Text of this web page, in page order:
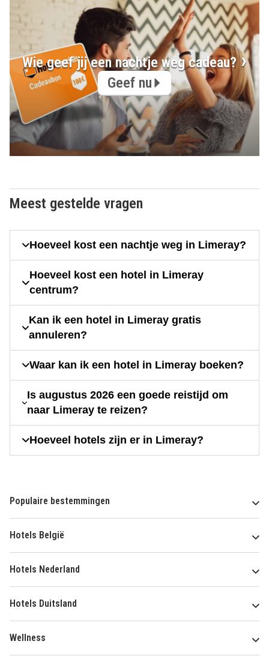
Wie geef jij een nachtje weg cadeau?
Geef nu
Meest gestelde vragen
Hoeveel kost een nachtje weg in Limeray?
Hoeveel kost een hotel in Limeray
centrum?
Kan ik een hotel in Limeray gratis
annuleren?
Waar kan ik een hotel in Limeray boeken?
Is augustus 2026 een goede reistijd om
naar Limeray te reizen?
Hoeveel hotels zijn er in Limeray?
Populaire bestemmingen
Hotels België
Hotels Nederland
Hotels Duitsland
Wellness